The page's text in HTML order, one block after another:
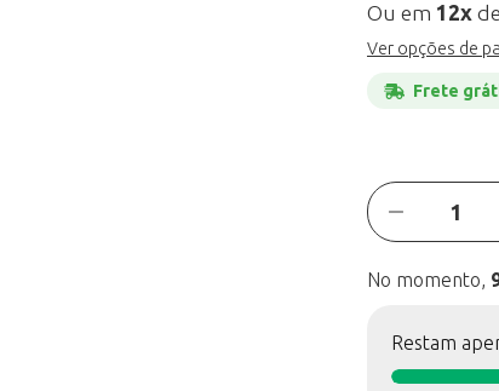
Ou em 12x de
Ver opções de
Frete
No momento,
Restam